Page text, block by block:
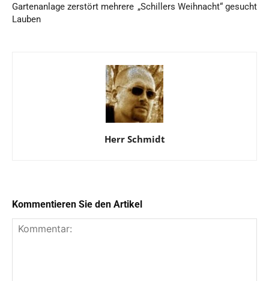
Gartenanlage zerstört mehrere
Lauben
„Schillers Weihnacht“ gesucht
Herr Schmidt
Kommentieren Sie den Artikel